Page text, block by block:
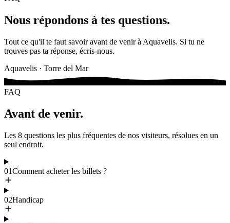
Nous répondons à tes questions.
Tout ce qu'il te faut savoir avant de venir à Aquavelis. Si tu ne
trouves pas ta réponse, écris-nous.
Aquavelis · Torre del Mar
FAQ
Avant de venir.
Les 8 questions les plus fréquentes de nos visiteurs, résolues en un
seul endroit.
01Comment acheter les billets ?
02Handicap